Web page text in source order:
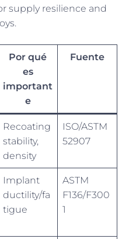
supply resilience and
Por qué
es
important
e
Fuente
Recoating
stability,
density
ISO/ASTM
52907
Implant
ductility/fa
tigue
ASTM
F136/F300
1